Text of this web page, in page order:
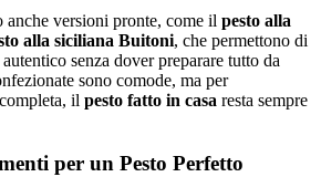
versioni pronte, come il pesto alla
alla siciliana Buitoni, che permettono di
senza dover preparare tutto da
sono comode, ma per
il pesto fatto in casa resta sempre
per un Pesto Perfetto